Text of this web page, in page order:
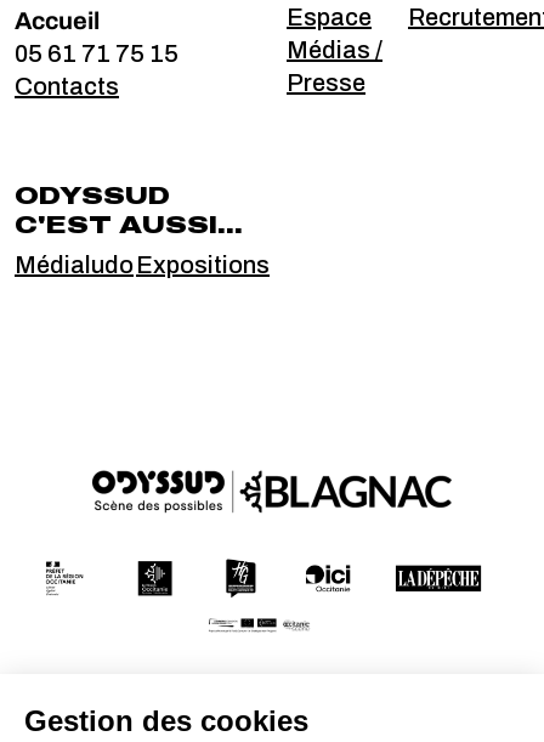
Accueil
05 61 71 75 15
Contacts
Espace
Médias /
Presse
ODYSSUD
C'EST AUSSI...
MédialudoExpositions
Conditions générales de vente